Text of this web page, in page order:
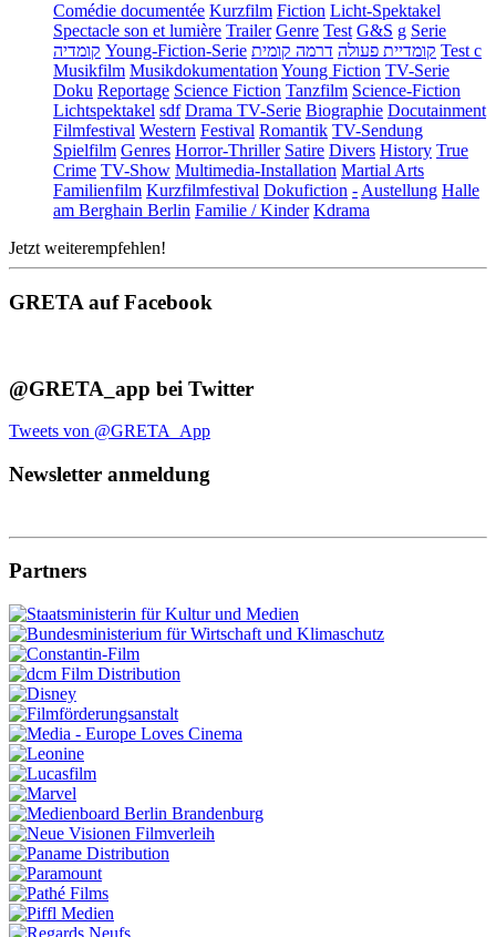
Comédie documentée Kurzfilm Fiction Licht-Spektakel
Spectacle son et lumière Trailer Genre Test G&S g Serie
קומדיה Young-Fiction-Serie קומדיית פעולה דרמה קומית
Test c
Musikfilm MusikdokumentationYoung Fiction TV-Serie
Doku Reportage Science Fiction Tanzfilm Science-Fiction
Lichtspektakel sdf Drama TV-Serie Biographie Docutainment
Filmfestival Western Festival Romantik TV-Sendung
Spielfilm Genres Horror-Thriller Satire Divers History True
Crime TV-Show Multimedia-Installation Martial Arts
Familienfilm Kurzfilmfestival Dokufiction -Austellung Halle
am Berghain Berlin Familie / Kinder Kdrama
Jetzt weiterempfehlen!
GRETA auf Facebook
@GRETA_app bei Twitter
Tweets von @GRETA_App
Newsletter anmeldung
Partners